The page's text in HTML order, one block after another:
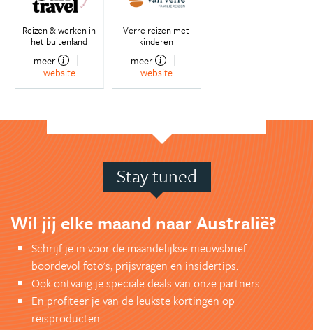
Reizen & werken in
het buitenland
meer
website
Verre reizen met
kinderen
meer
website
Stay tuned
Wil jij elke maand naar Australië?
Schrijf je in voor de maandelijkse nieuwsbrief
boordevol foto's, prijsvragen en insidertips.
Ook ontvang je speciale deals van onze partners.
En profiteer je van de leukste kortingen op
reisproducten.